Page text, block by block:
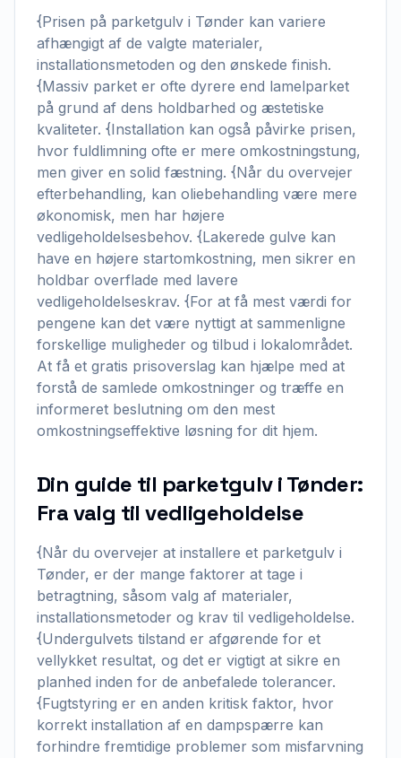
{Prisen på parketgulv i Tønder kan variere
afhængigt af de valgte materialer,
installationsmetoden og den ønskede finish.
{Massiv parket er ofte dyrere end lamelparket
på grund af dens holdbarhed og æstetiske
kvaliteter. {Installation kan også påvirke prisen,
hvor fuldlimning ofte er mere omkostningstung,
men giver en solid fæstning. {Når du overvejer
efterbehandling, kan oliebehandling være mere
økonomisk, men har højere
vedligeholdelsesbehov. {Lakerede gulve kan
have en højere startomkostning, men sikrer en
holdbar overflade med lavere
vedligeholdelseskrav. {For at få mest værdi for
pengene kan det være nyttigt at sammenligne
forskellige muligheder og tilbud i lokalområdet.
At få et gratis prisoverslag kan hjælpe med at
forstå de samlede omkostninger og træffe en
informeret beslutning om den mest
omkostningseffektive løsning for dit hjem.
Din guide til parketgulv i Tønder:
Fra valg til vedligeholdelse
{Når du overvejer at installere et parketgulv i
Tønder, er der mange faktorer at tage i
betragtning, såsom valg af materialer,
installationsmetoder og krav til vedligeholdelse.
{Undergulvets tilstand er afgørende for et
vellykket resultat, og det er vigtigt at sikre en
planhed inden for de anbefalede tolerancer.
{Fugtstyring er en anden kritisk faktor, hvor
korrekt installation af en dampspærre kan
forhindre fremtidige problemer som misfarvning